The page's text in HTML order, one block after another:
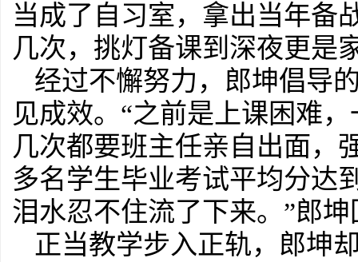
当成了自习室，拿出当年备
几次，挑灯备课到深夜更是
经过不懈努力，郎坤倡导
见成效。“之前是上课困难
几次都要班主任亲自出面，
多名学生毕业考试平均分达
泪水忍不住流了下来。”郎
正当教学步入正轨，郎坤